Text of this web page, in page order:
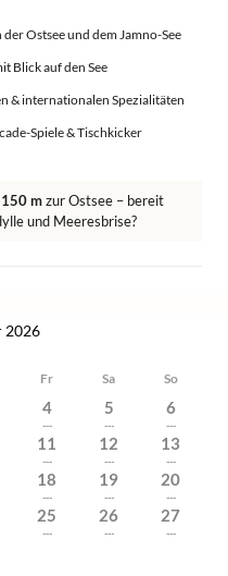
Ostsee und dem Jamno-See
Blick auf den See
& internationalen Spezialitäten
Spiele & Tischkicker
150 mzur Ostsee – bereit
und Meeresbrise?
2026
Fr Sa So
4
---
5
---
6
---
11
---
12
---
13
---
18
---
19
---
20
---
25
---
26
---
27
---